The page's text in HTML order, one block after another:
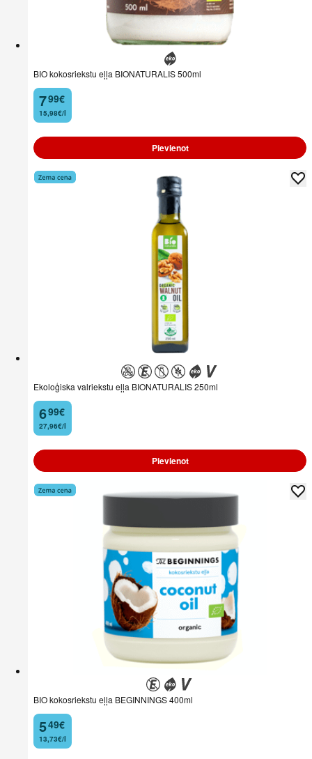
BIO kokosriekstu eļļa BIONATURALIS 500ml
7
. 99€
15,98€/l
Pievienot
Ekoloģiska valriekstu eļļa BIONATURALIS 250ml
6
. 99€
27,96€/l
Pievienot
BIO kokosriekstu eļļa BEGINNINGS 400ml
5
. 49€
13,73€/l